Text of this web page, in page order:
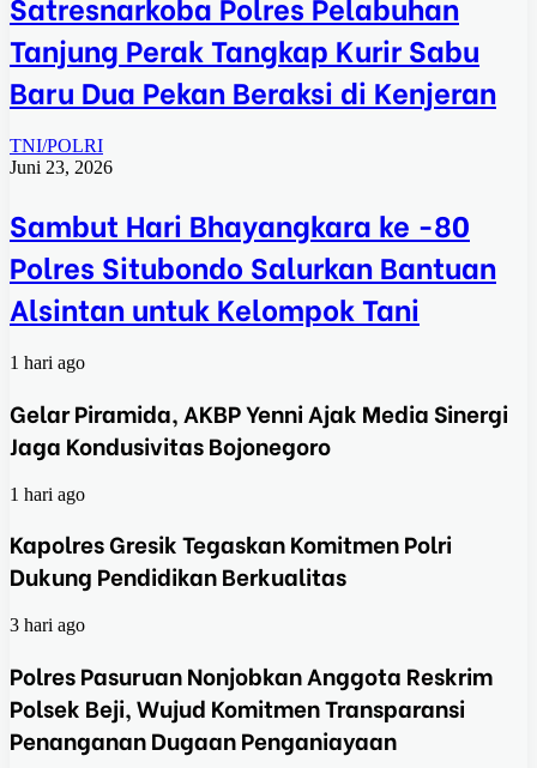
Tanjung Perak Tangkap Kurir Sabu
Baru Dua Pekan Beraksi di Kenjeran
TNI/POLRI
Juni 23, 2026
Sambut Hari Bhayangkara ke -80
Polres Situbondo Salurkan Bantuan
Alsintan untuk Kelompok Tani
1 hari ago
Gelar Piramida, AKBP Yenni Ajak Media Sinergi
Jaga Kondusivitas Bojonegoro
1 hari ago
Kapolres Gresik Tegaskan Komitmen Polri
Dukung Pendidikan Berkualitas
3 hari ago
Polres Pasuruan Nonjobkan Anggota Reskrim
Polsek Beji, Wujud Komitmen Transparansi
Penanganan Dugaan Penganiayaan